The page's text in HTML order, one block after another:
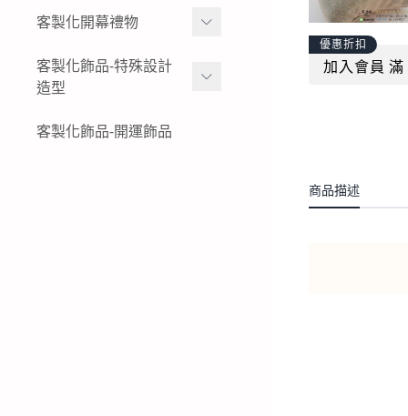
女生黃金項鍊
女生黃金小套鍊
黃金墜子-黃金吊墜
女生黃金戒指
結婚金飾套組-花草
結婚金飾套組-蝴蝶
結婚金飾套組-龍鳳
黃金姓名戒指
K金與白金姓名項鍊-墜飾-
戒指
純銀姓名項鍊-墜飾-戒指
金幣
黃金水晶擺件
黃金木框擺件
黃金獎狀-絨沙金立體擺件
客製化開幕禮物
黃金擺件-絨沙金擺件
公司logo 品牌
現貨商品-黃金擺飾
客製化飾品-特殊設計
造型
特殊客製化飾品-黃金鑰匙
客製化飾品-開運飾品
優惠折扣
加入會員
商品描述